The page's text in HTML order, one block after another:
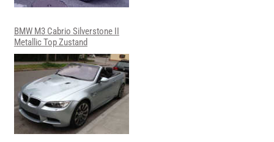
BMW M3 Cabrio Silverstone II
Metallic Top Zustand